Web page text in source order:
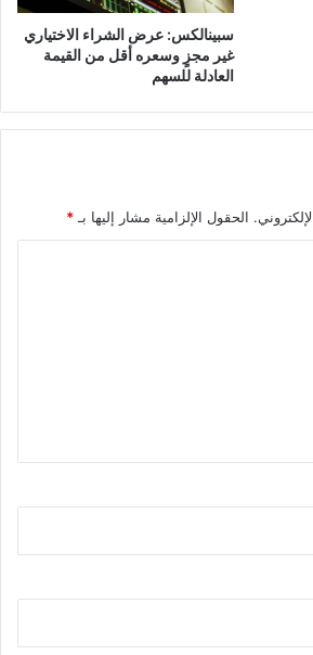
سبينالكس: عرض الشراء الاختياري
غير مجزٍ وسعره أقل من القيمة
العادلة للسهم
الحقول الإلزامية مشار إليها بـ*